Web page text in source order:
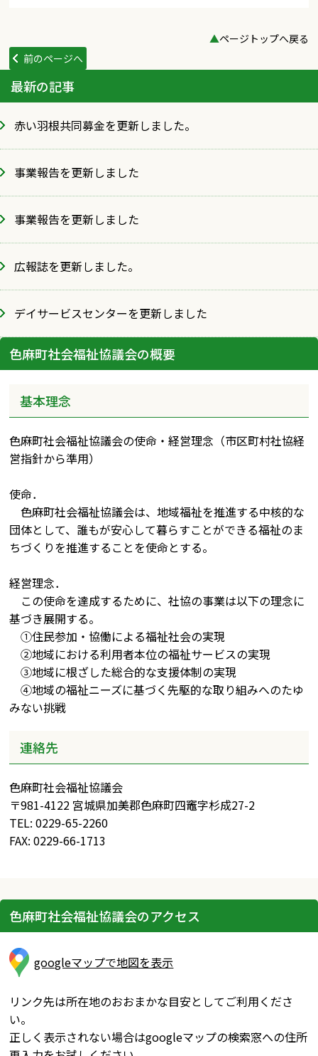
▲ページトップへ戻る
前のページへ
最新の記事
赤い羽根共同募金を更新しました。
事業報告を更新しました
事業報告を更新しました
広報誌を更新しました。
デイサービスセンターを更新しました
色麻町社会福祉協議会の概要
基本理念
色麻町社会福祉協議会の使命・経営理念（市区町村社協経
営指針から準用）
使命．
色麻町社会福祉協議会は、地域福祉を推進する中核的な
団体として、誰もが安心して暮らすことができる福祉のま
ちづくりを推進することを使命とする。
経営理念．
この使命を達成するために、社協の事業は以下の理念に
基づき展開する。
①住民参加・協働による福祉社会の実現
②地域における利用者本位の福祉サービスの実現
③地域に根ざした総合的な支援体制の実現
④地域の福祉ニーズに基づく先駆的な取り組みへのたゆ
みない挑戦
連絡先
色麻町社会福祉協議会
〒981-4122 宮城県加美郡色麻町四竈字杉成27-2
TEL: 0229-65-2260
FAX: 0229-66-1713
色麻町社会福祉協議会のアクセス
googleマップで地図を表示
リンク先は所在地のおおまかな目安としてご利用くださ
い。
正しく表示されない場合はgoogleマップの検索窓への住所